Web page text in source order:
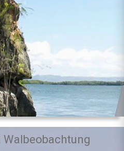
Walbeobachtung